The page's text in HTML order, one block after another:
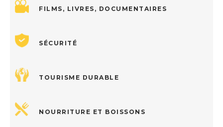
FILMS, LIVRES, DOCUMENTAIRES
SÉCURITÉ
TOURISME DURABLE
NOURRITURE ET BOISSONS